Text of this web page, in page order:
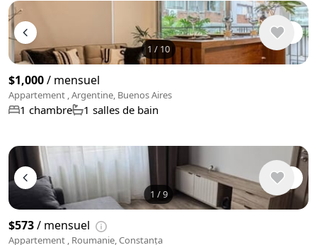
1 / 10
$1,000/ mensuel
Appartement , Argentine, Buenos Aires
1 chambre 1 salles de bain
1 /9
$573/ mensuel
Appartement , Roumanie, Constanța